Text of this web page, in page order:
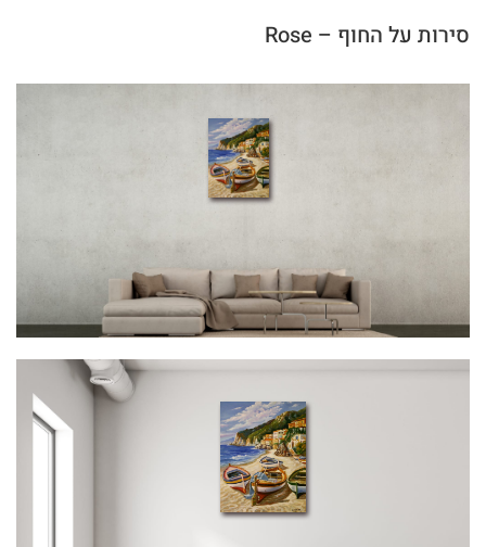
סירות על החוף – Rose